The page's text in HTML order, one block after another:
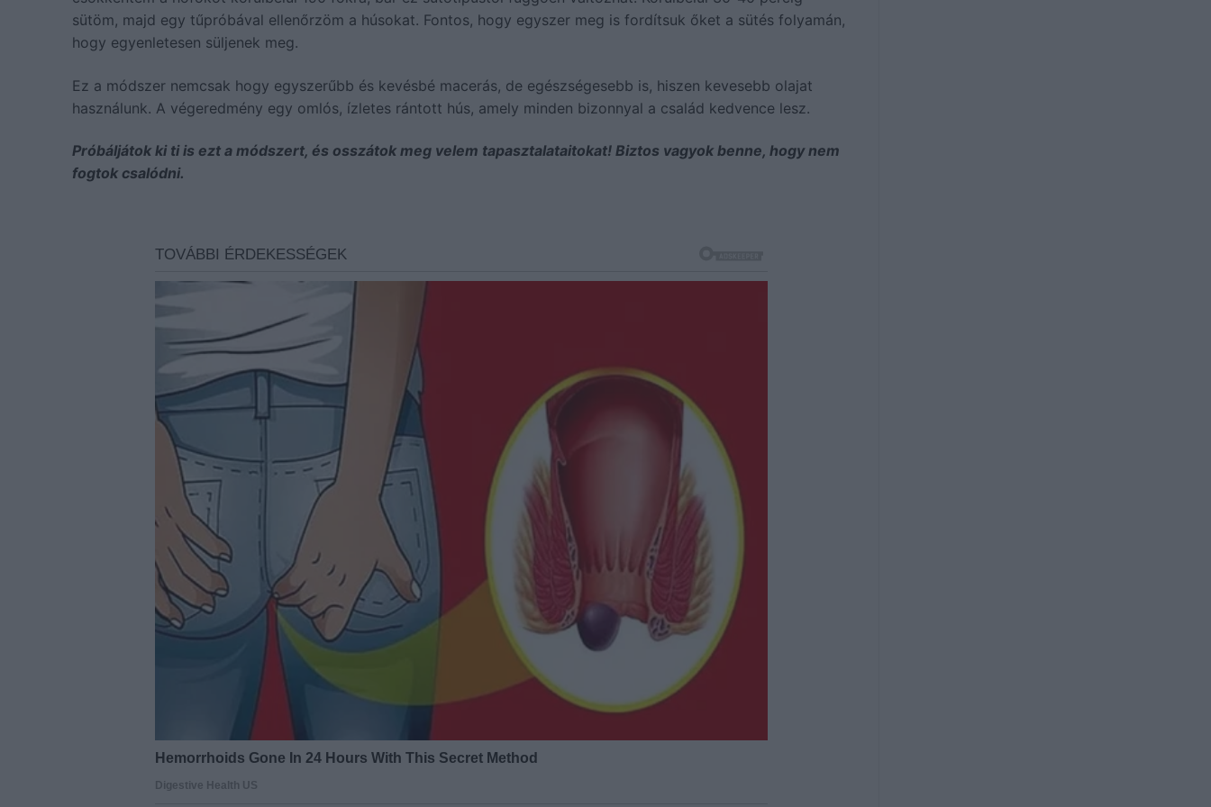
sütöm, majd egy tűpróbával ellenőrzöm a húsokat. Fontos, hogy egyszer meg is fordítsuk őket a sütés folyamán,
hogy egyenletesen süljenek meg.
Ez a módszer nemcsak hogy egyszerűbb és kevésbé macerás, de egészségesebb is, hiszen kevesebb olajat
használunk. A végeredmény egy omlós, ízletes rántott hús, amely minden bizonnyal a család kedvence lesz.
Próbáljátok ki ti is ezt a módszert, és osszátok meg velem tapasztalataitokat! Biztos vagyok benne, hogy nem
fogtok csalódni.